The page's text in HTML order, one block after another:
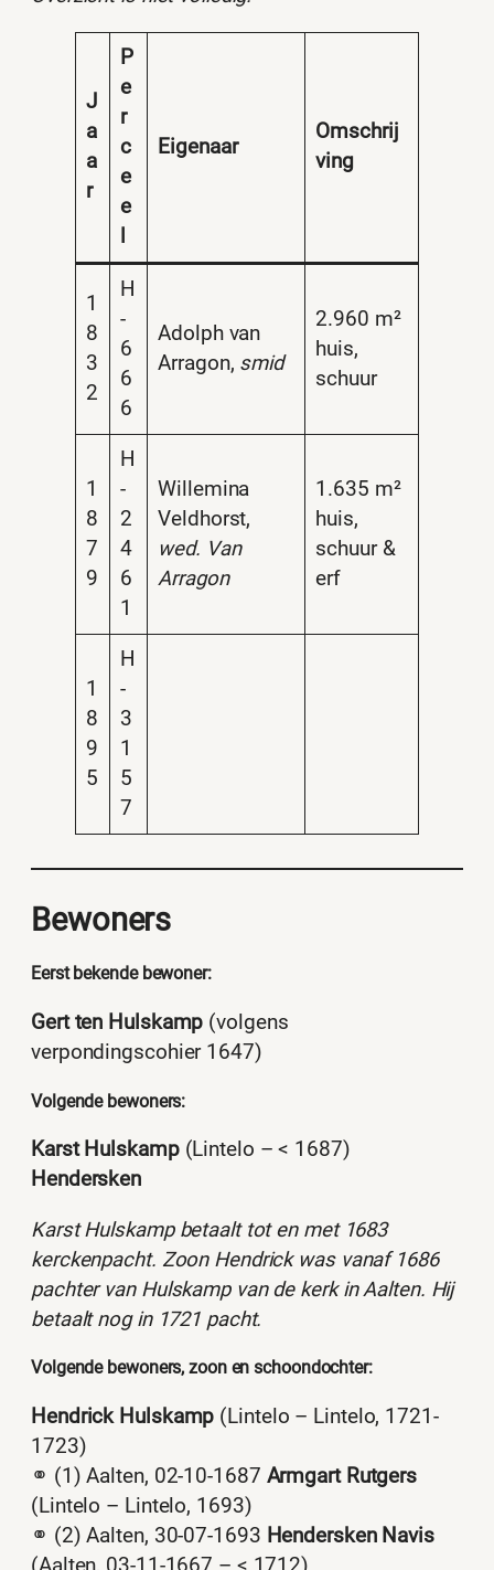
J
a
a
r
P
e
r
c
e
e
l
Eigenaar
Omschrij
ving
1
8
3
2
H
-
6
6
6
Adolph van
Arragon, smid
2.960 m²
huis,
schuur
1
8
7
9
H
-
2
4
6
1
Willemina
Veldhorst,
wed. Van
Arragon
1.635 m²
huis,
schuur &
erf
1
8
9
5
H
-
3
1
5
7
Bewoners
Eerst bekende bewoner:
Gert ten Hulskamp (volgens
verpondingscohier 1647)
Volgende bewoners:
Karst Hulskamp(Lintelo – < 1687)
Hendersken
Karst Hulskamp betaalt tot en met 1683
kerckenpacht. Zoon Hendrick was vanaf 1686
pachter van Hulskamp van de kerk in Aalten. Hij
betaalt nog in 1721 pacht.
Volgende bewoners, zoon en schoondochter:
Hendrick Hulskamp (Lintelo – Lintelo, 1721-
1723)
⚭ (1) Aalten, 02-10-1687 Armgart Rutgers
(Lintelo – Lintelo, 1693)
⚭ (2) Aalten, 30-07-1693 Hendersken Navis